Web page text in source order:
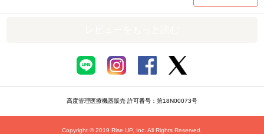
高度管理医療機器販売 許可番号：第18N00073号
Copyright © 2019 Rise UP, Inc. All Rights Reserved.